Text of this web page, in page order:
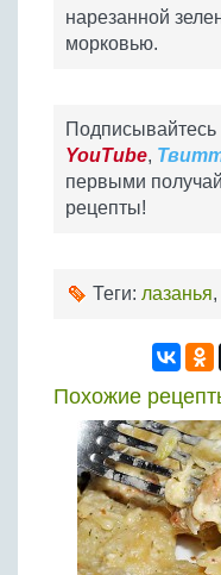
нарезанной
морковью.
Подписывайтесь
YouTube,
первыми
рецепты!
Теги: лазанья,
Похожие